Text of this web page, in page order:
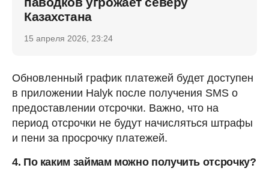
Казахстана
15 апреля 2026, 23:24
Обновленный график платежей будет доступен
в приложении Halyk после получения SMS о
предоставлении отсрочки. Важно, что на
период отсрочки не будут начисляться штрафы
и пени за просрочку платежей.
4. По каким займам можно получить отсрочку?